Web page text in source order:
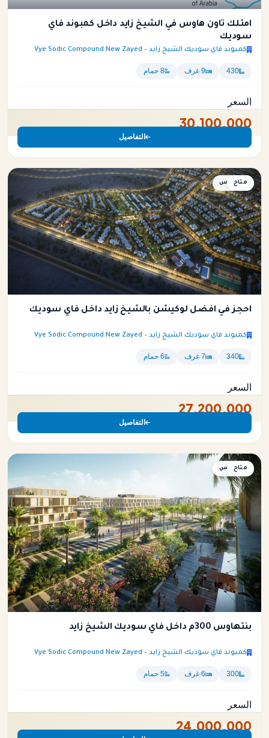
امتلك تاون هاوس في الشيخ زايد داخل كمبوند فاي
سوديك
كمبوند فاي سوديك الشيخ زايد – Vye Sodic Compound New Zayed
430 9 غرف 8 حمام
السعر
30,100,000
التفاصيل
بنتهاوس
متاح
احجز في افضل لوكيشن بالشيخ زايد داخل فاي سوديك
كمبوند فاي سوديك الشيخ زايد – Vye Sodic Compound New Zayed
340 7 غرف 6 حمام
السعر
27,200,000
التفاصيل
بنتهاوس
متاح
بنتهاوس 300م داخل فاي سوديك الشيخ زايد
كمبوند فاي سوديك الشيخ زايد – Vye Sodic Compound New Zayed
300 6 غرف 5 حمام
السعر
24,000,000